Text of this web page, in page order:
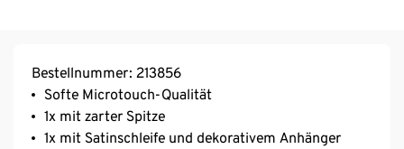
Bestellnummer: 213856
Softe Microtouch-Qualität
1x mit zarter Spitze
1x mit Satinschleife und dekorativem Anhänger